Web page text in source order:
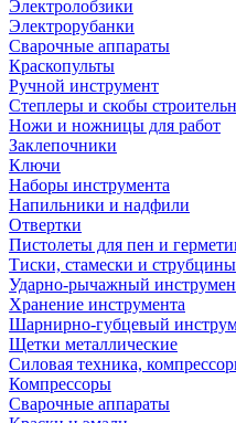
Электролобзики
Электрорубанки
Сварочные аппараты
Краскопульты
Ручной инструмент
Степлеры и скобы
Ножи и ножницы для работ
Заклепочники
Ключи
Наборы инструмента
Напильники и надфили
Отвертки
Пистолеты для пен и
Тиски, стамески и струбцины
Ударно-рычажный
Хранение инструмента
Шарнирно-губцевый
Щетки металлические
Силовая техника,
Компрессоры
Сварочные аппараты